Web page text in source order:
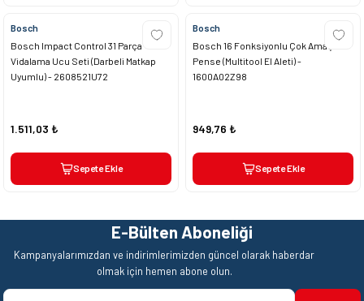
Bosch
Bosch Impact Control 31 Parça
Vidalama Ucu Seti (Darbeli Matkap
Uyumlu) - 2608521U72
1.511,03 ₺
Sepete Ekle
Bosch
Bosch 16 Fonksiyonlu Çok Amaçlı
Pense (Multitool El Aleti) -
1600A02Z98
949,76 ₺
Sepete Ekle
E-Bülten Aboneliği
Kampanyalarımızdan ve indirimlerimizden güncel olarak haberdar
olmak için hemen abone olun.